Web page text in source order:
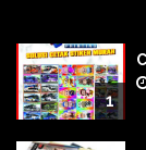
1